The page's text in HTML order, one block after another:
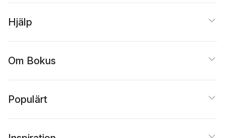
Hjälp
Om Bokus
Populärt